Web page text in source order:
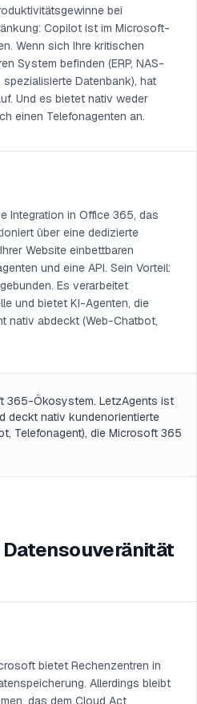
bei
Copilot ist im Microsoft-
Wenn sich Ihre kritischen
System befinden (ERP, NAS-
Datenbank), hat
Und es bietet nativ weder
einen Telefonagenten an.
Integration in Office 365, das
über eine dedizierte
Website einbettbaren
und eine API. Sein Vorteil:
Es verarbeitet
und bietet KI-Agenten, die
nativ abdeckt (Web-Chatbot,
365-Ökosystem. LetzAgents ist
deckt nativ kundenorientierte
Telefonagent), die Microsoft 365
Datensouveränität
bietet Rechenzentren in
Allerdings bleibt
das dem Cloud Act